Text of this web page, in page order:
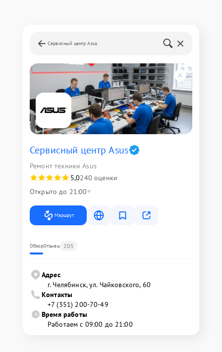
Сервисный центр Asus
Сервисный центр Asus
Ремонт техники Asus
5,0240 оценки
Открыто до 21:00
Маршрут
ОбзорОтзывы 205
Адрес
г. Челябинск, ул. Чайковского, 60
Контакты
+7 (351) 200-70-49
Время работы
Работаем с 09:00 до 21:00